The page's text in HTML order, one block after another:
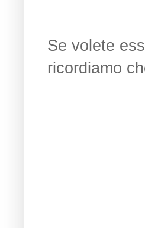
Se volete
ricordiamo